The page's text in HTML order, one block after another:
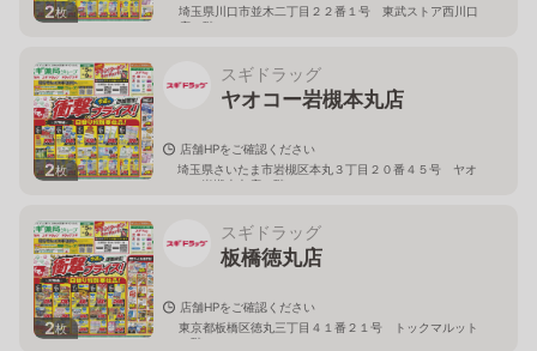
2枚
埼玉県川口市並木二丁目２２番１号 東武ストア西川口
店２階
2枚
スギドラッグ
ヤオコー岩槻本丸店
店舗HPをご確認ください
埼玉県さいたま市岩槻区本丸３丁目２０番４５号 ヤオ
コー岩槻本丸店２階
2枚
スギドラッグ
板橋徳丸店
店舗HPをご確認ください
東京都板橋区徳丸三丁目４１番２１号 トックマルット
１階